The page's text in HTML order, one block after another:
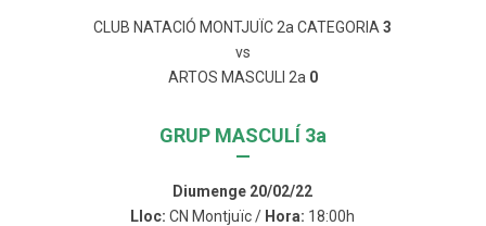
CLUB NATACIÓ MONTJUÏC 2a CATEGORIA3
vs
ARTOS MASCULI 2a 0
GRUP MASCULÍ 3a
—
Diumenge 20/02/22
Lloc: CN Montjuïc / Hora: 18:00h